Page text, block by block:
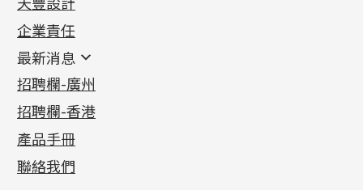
足金配件
機織鏈系列
珠仔鏈
镶口链
管狀網鏈
十字車花鏈系列
十字閃O鏈系列
十字錘打鏈系列
側身車花鏈系列
側身鏈系列
首飾配件
耳環類配件
卷迫系列
螺絲迫系列
梅花迫系列
平臺迫系列
綫拍系列
美拍系列
鏈類配件
動感車花吊墜
調節珠系列
生圈扣系列
龍蝦扣系列
鴨俐制系列
其他類配件
珠盤系列
袖口鈕系列
焊片及鐳射綫
空心車花管
珠類配件
無孔光身珠
空心光身珠
無孔批花珠
鑲口類
四爪頭系列
六爪頭系列
車花片
動感車花片
鑲口戒指
鑲口手鏈系列
首飾系列
手镯系列
戒指系列
空心耳環
空心车花管首饰链
空心手鐲系列
貴金屬原料
千足金
記憶金屬系列
記憶戒指
拉簧珠珠手鏈
記憶鈦手鐲
企業責任
最新消息
最新消息
各項證書(2)
相片集(9)
展覽會資訊
最新產品資訊
招聘欄-廣州
招聘欄-香港
產品手冊
聯絡我們